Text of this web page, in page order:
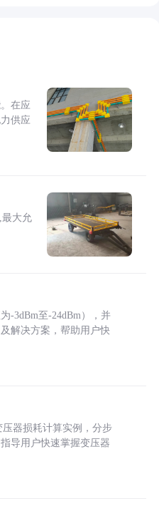
在应
供应
最大允
-3dBm至-24dBm），并
解决方案，帮助用户快
压器损耗计算实例，分步
导用户快速掌握变压器